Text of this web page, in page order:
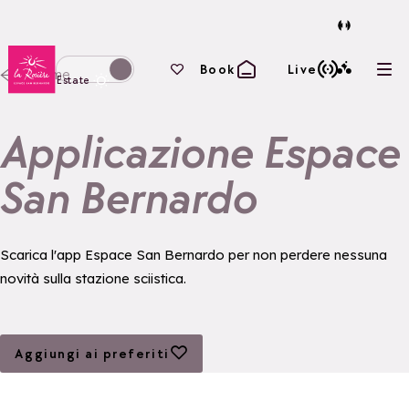
Torna alla home page
Passa alla modalità invernale
Estate
I tuoi preferiti
Book Live
Home
Applicazione Espace
San Bernardo
Scarica l'app Espace San Bernardo per non perdere nessuna
novità sulla stazione sciistica.
Aggiungi ai preferiti
Aggiungi ai preferiti